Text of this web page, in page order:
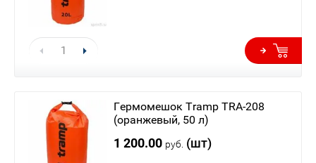
Гермомешок Tramp TRA-208
(оранжевый, 50 л)
1 200.00 руб. (шт)